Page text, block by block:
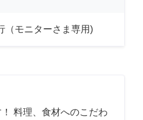
（モニターさま専用)
料理、食材へのこだわ